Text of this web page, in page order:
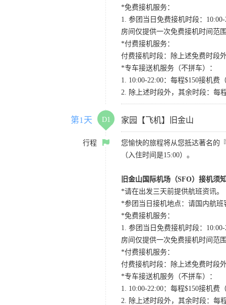
*免费接机服务：
1. 参团当日免费接机时段：
房间仅提供一次免费接机时间范
*付费接机服务：
付费接机时段：除上述免费时段
*专车接送机服务（不拼车）：
1. 10:00-22:00：每程$150接机
2. 除上述时段外，其余时段：每
第1天 D1 家园【飞机】旧金山
行程
您愉快的旅程将从您抵达著名的
（入住时间是15:00）。
旧金山国际机场（SFO）接机须
*请在出发三天前提供航班资讯。
*参团当日接机地点：请国内航班
*免费接机服务：
1. 参团当日免费接机时段：
房间仅提供一次免费接机时间范
*付费接机服务：
付费接机时段：除上述免费时段
*专车接送机服务（不拼车）：
1. 10:00-22:00：每程$150接机
2. 除上述时段外，其余时段：每